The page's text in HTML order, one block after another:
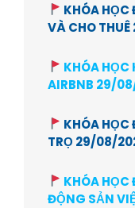
KHÓA HỌC
VÀ CHO
KHÓA HỌC
AIRBNB 29/
KHÓA HỌC
TRỌ 29/08/
KHÓA HỌC
ĐỘNG SẢN